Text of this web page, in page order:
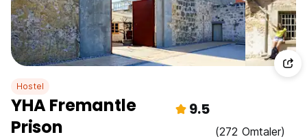
Hostel
YHA Fremantle
Prison
9.5
(272 Omtaler)